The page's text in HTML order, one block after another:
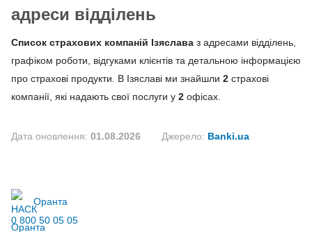
адреси відділень
Список страхових компаній Ізяслава з адресами відділень,
графіком роботи, відгуками клієнтів та детальною інформацією
про страхові продукти. В Ізяславі ми знайшли 2 страхові
компанії, які надають свої послуги у 2 офісах.
Дата оновлення: 01.08.2026 Джерело: Banki.ua
Оранта
0 800 50 05 05